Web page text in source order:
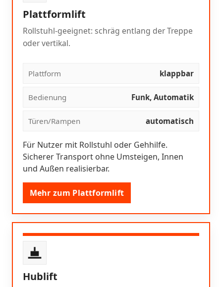
Plattformlift
Rollstuhl-geeignet: schräg entlang der Treppe
oder vertikal.
Plattform klappbar
Bedienung Funk, Automatik
Türen/Rampen automatisch
Für Nutzer mit Rollstuhl oder Gehhilfe.
Sicherer Transport ohne Umsteigen, Innen
und Außen realisierbar.
Mehr zum Plattformlift
Hublift